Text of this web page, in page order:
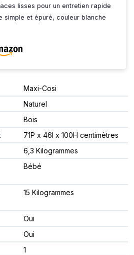
lisses pour un entretien rapide
simple et épuré, couleur blanche
Maxi-Cosi
Naturel
Bois
71P x 46l x 100H centimètres
6,3 Kilogrammes
Bébé
15 Kilogrammes
Oui
Oui
1